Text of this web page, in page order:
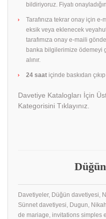
bildiriyoruz. Fiyatı
Tarafınıza tekrar onay için e-
eksik veya eklenecek
tarafımıza onay e-maili
banka bilgilerimize ödemeyi
alınır.
24 saat içinde baskıdan
Davetiye Katalogları İçin
Kategorisini Tıklayınız.
Davetiyeler, Düğün davetiyesi,
Sünnet davetiyesi, Dugun,
de mariage, invitations simples